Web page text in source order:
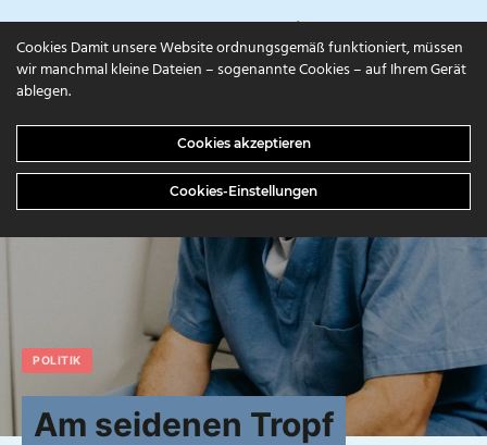
campuls.online
POLITIK
Am seidenen Tropf
Cookies Damit unsere Website ordnungsgemäß funktioniert, müssen
wir manchmal kleine Dateien – sogenannte Cookies – auf Ihrem Gerät
ablegen.
Cookies akzeptieren
Cookies-Einstellungen